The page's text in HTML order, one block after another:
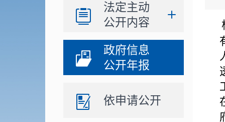
法定主动
公开内容
政府信息
公开年报
依申请公开